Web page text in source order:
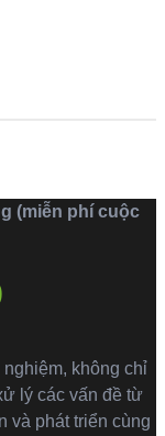
(miễn phí cuộc
không chỉ
lý các vấn đề từ
và phát triển cùng